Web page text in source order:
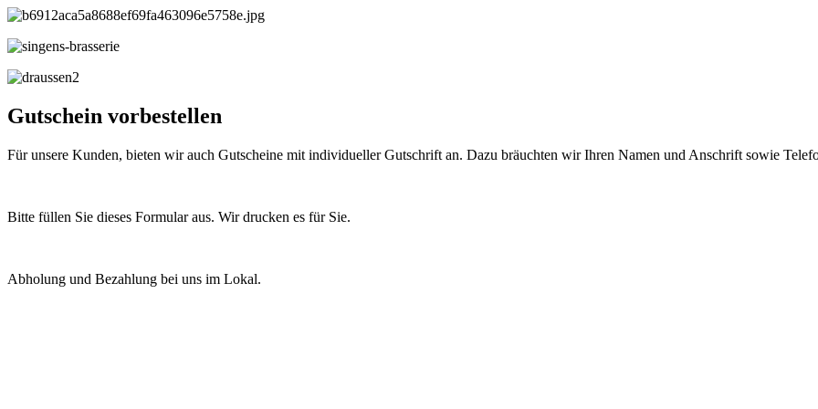
Gutschein vorbestellen
Für unsere Kunden, bieten wir auch Gutscheine mit individueller Gutschrift an. Dazu bräuchten wir Ihren Namen und Anschrift sowie
Bitte füllen Sie dieses Formular aus. Wir drucken es für Sie.
Abholung und Bezahlung bei uns im Lokal.